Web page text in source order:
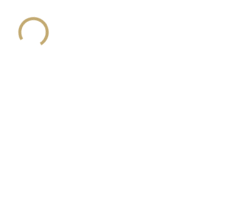
Lux Parfém 161
Yara